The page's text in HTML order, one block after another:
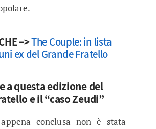
–>The Couple: in lista
ex del Grande Fratello
a questa edizione del
e il “caso Zeudi”
appena conclusa non è stata